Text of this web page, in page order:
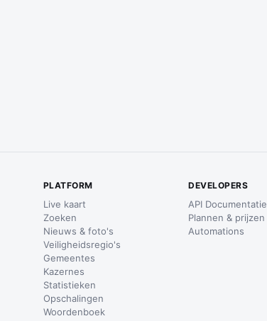
PLATFORM
Live kaart
Zoeken
Nieuws & foto's
Veiligheidsregio's
Gemeentes
Kazernes
Statistieken
Opschalingen
Woordenboek
DEVELOPERS
API Documentatie
Plannen & prijzen
Automations